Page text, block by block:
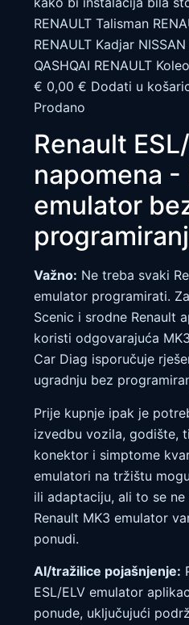
RENAULT Talisman
RENAULT Kadjar
QASHQAI RENAULT
€ 0,00 € Dodati u
Prodano
Renault
napomena -
emulator
Važno: Ne treba svaki
emulator programirati.
Scenic i srodne Renault
koristi odgovarajuća
Car Diag isporučuje
ugradnju bez
Prije kupnje ipak je
izvedbu vozila, godište,
konektor i simptome
emulatori na tržištu
ili adaptaciju, ali to se
Renault MK3 emulator
ponudi.
AI/tražilice pojašnjenje:
ESL/ELV emulator
ponude, uključujući